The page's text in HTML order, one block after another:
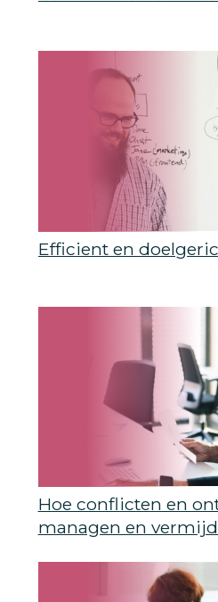
Efficient en
Hoe conflicten en
managen en